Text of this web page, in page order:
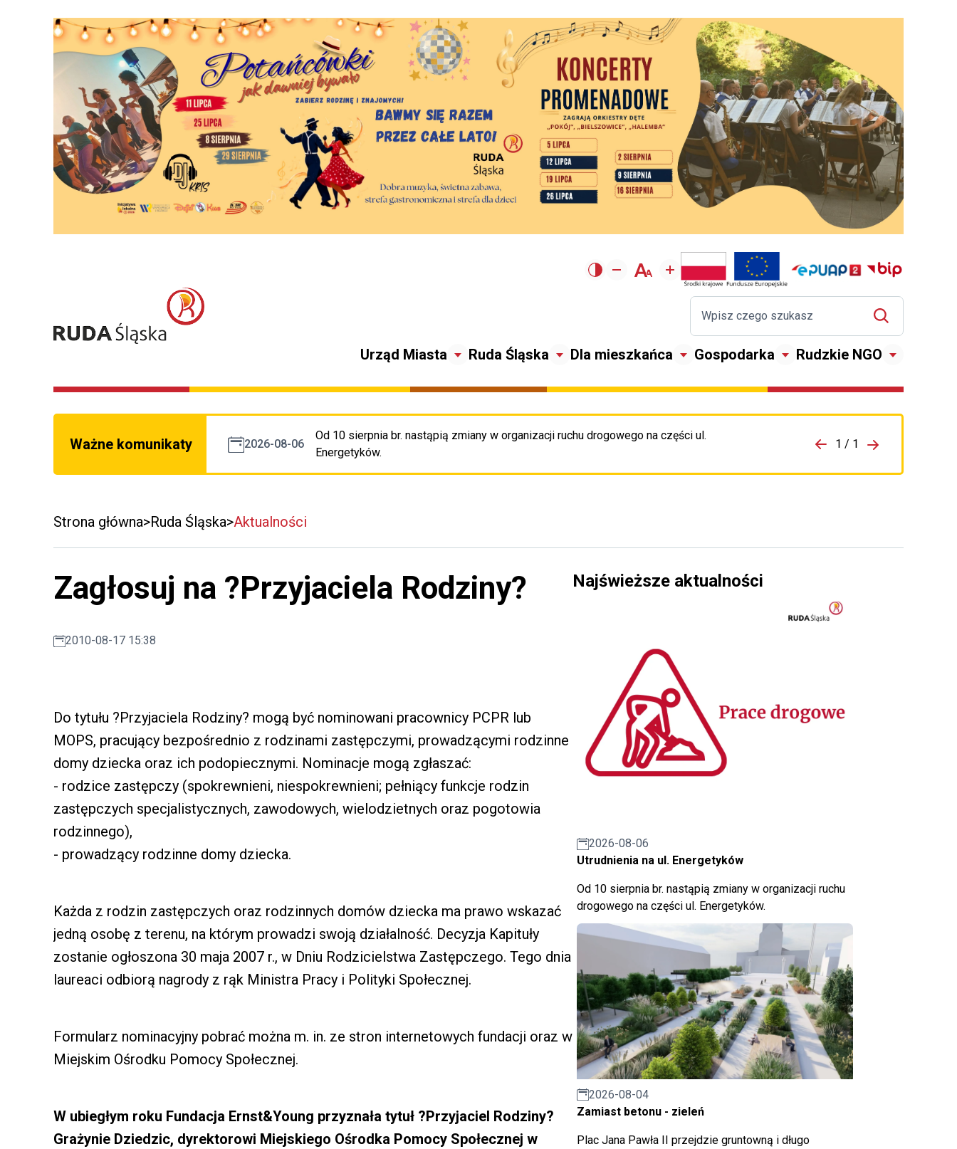
Urząd Miasta Ruda Śląska Dla mieszkańca Gospodarka Rudzkie NGO
Ważne komunikaty 2026-08-06
Od 10 sierpnia br. nastąpią zmiany w organizacji ruchu drogowego na części ul.
Energetyków.
Przejdź do porzpedniego komunikatu 1 / 1
Przejdź do
Strona główna Ruda Śląska Aktualności
Zagłosuj na ?Przyjaciela Rodziny?
2010-08-17 15:38
Do tytułu ?Przyjaciela Rodziny? mogą być nominowani pracownicy PCPR lub
MOPS, pracujący bezpośrednio z rodzinami zastępczymi, prowadzącymi rodzinne
domy dziecka oraz ich podopiecznymi. Nominacje mogą zgłaszać:
- rodzice zastępczy (spokrewnieni, niespokrewnieni; pełniący funkcje rodzin
zastępczych specjalistycznych, zawodowych, wielodzietnych oraz pogotowia
rodzinnego),
- prowadzący rodzinne domy dziecka.
Każda z rodzin zastępczych oraz rodzinnych domów dziecka ma prawo wskazać
jedną osobę z terenu, na którym prowadzi swoją działalność. Decyzja Kapituły
zostanie ogłoszona 30 maja 2007 r., w Dniu Rodzicielstwa Zastępczego. Tego dnia
laureaci odbiorą nagrody z rąk Ministra Pracy i Polityki Społecznej.
Formularz nominacyjny pobrać można m. in. ze stron internetowych fundacji oraz w
Miejskim Ośrodku Pomocy Społecznej.
W ubiegłym roku Fundacja Ernst&Young przyznała tytuł ?Przyjaciel Rodziny?
Grażynie Dziedzic, dyrektorowi Miejskiego Ośrodka Pomocy Społecznej w
Najświeższe aktualności
2026-08-06
Utrudnienia na ul. Energetyków
Od 10 sierpnia br. nastąpią zmiany w organizacji ruchu
drogowego na części ul. Energetyków.
2026-08-04
Zamiast betonu - zieleń
Plac Jana Pawła II przejdzie gruntowną i długo